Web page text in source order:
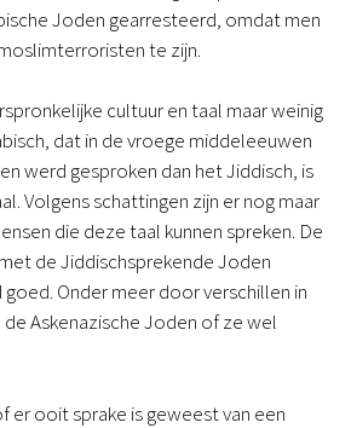
Joden gearresteerd, omdat men
te zijn.
cultuur en taal maar weinig
dat in de vroege middeleeuwen
werd gesproken dan het Jiddisch, is
Volgens schattingen zijn er nog maar
die deze taal kunnen spreken. De
de Jiddischsprekende Joden
Onder meer door verschillen in
Askenazische Joden of ze wel
er ooit sprake is geweest van een